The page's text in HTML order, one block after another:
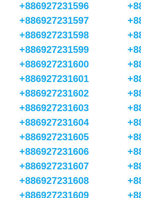
+886927231596
+886927231597
+886927231598
+886927231599
+886927231600
+886927231601
+886927231602
+886927231603
+886927231604
+886927231605
+886927231606
+886927231607
+886927231608
+886927231609